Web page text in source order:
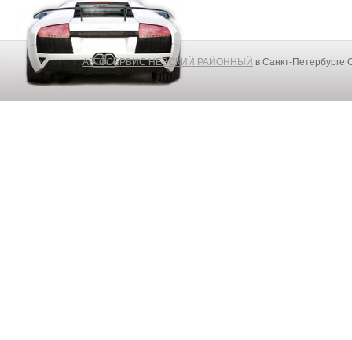
АВТОСЕРВИС НЕВСКИЙ РАЙОННЫЙ в Санкт-Петербурге